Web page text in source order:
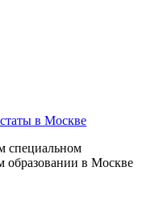
в Москве
специальном
образовании в Москве